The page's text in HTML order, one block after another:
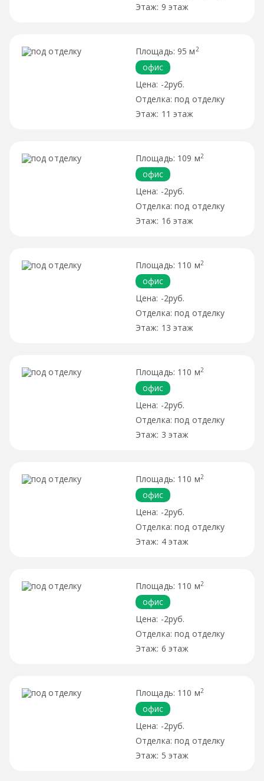
9 этаж
95 м 2
офис
-2руб.
под отделку
11 этаж
109 м2
офис
-2руб.
под отделку
16 этаж
110 м2
офис
-2руб.
под отделку
13 этаж
110 м2
офис
-2руб.
под отделку
3 этаж
110 м2
офис
-2руб.
под отделку
4 этаж
110 м2
офис
-2руб.
под отделку
6 этаж
110 м2
офис
-2руб.
под отделку
5 этаж